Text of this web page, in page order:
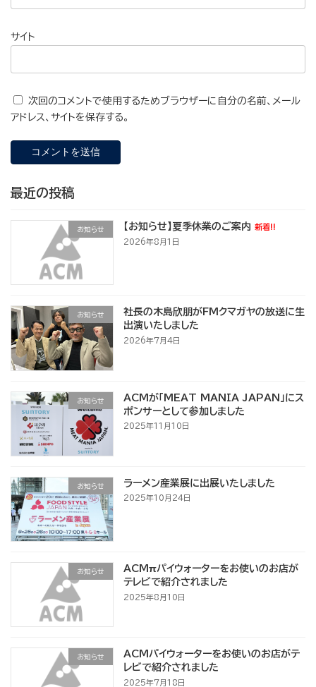
サイト
次回のコメントで使用するためブラウザーに自分の名前、メール
アドレス、サイトを保存する。
最近の投稿
お知らせ 【お知らせ】夏季休業のご案内 新着!!
2026年8月1日
お知らせ
社長の木島欣朋がFMクマガヤの放送に生
出演いたしました
2026年7月4日
お知らせ
ACMが「MEAT MANIA JAPAN」にス
ポンサーとして参加しました
2025年11月10日
お知らせ ラーメン産業展に出展いたしました
2025年10月24日
お知らせ
ACMπパイウォーターをお使いのお店が
テレビで紹介されました
2025年8月10日
お知らせ
ACMパイウォーターをお使いのお店がテ
レビで紹介されました
2025年7月18日